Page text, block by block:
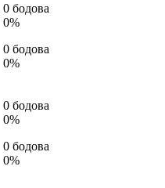
0 бодова
0%
0 бодова
0%
0 бодова
0%
0 бодова
0%